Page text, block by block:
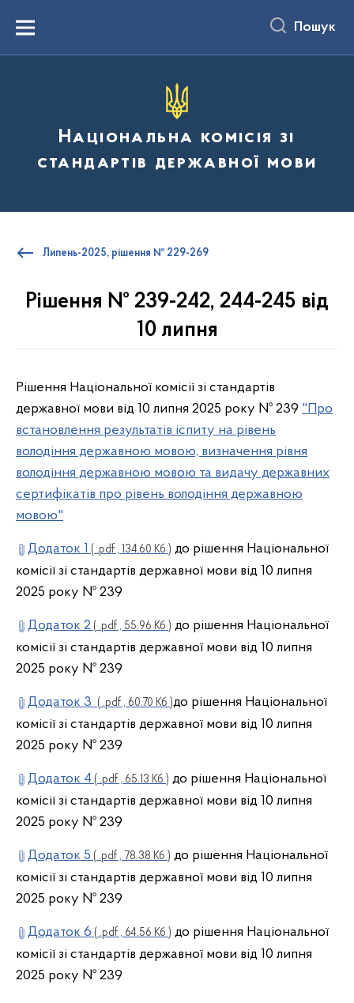
вмістуMenu Пошук
Національна комісія зі
стандартів державної мови
Липень-2025, рішення № 229-269
Рішення № 239-242, 244-245 від
10 липня
Рішення Національної комісії зі стандартів
державної мови від 10 липня 2025 року № 239 "Про
встановлення результатів іспиту на рівень
володіння державною мовою, визначення рівня
володіння державною мовою та видачу державних
сертифікатів про рівень володіння державною
мовою"
Додаток 1 ( .pdf , 134.60 Кб ) до рішення Національної
комісії зі стандартів державної мови від 10 липня
2025 року № 239
Додаток 2 ( .pdf , 55.96 Кб ) до рішення Національної
комісії зі стандартів державної мови від 10 липня
2025 року № 239
Додаток 3 ( .pdf , 60.70 Кб )до рішення Національної
комісії зі стандартів державної мови від 10 липня
2025 року № 239
Додаток 4 ( .pdf , 65.13 Кб ) до рішення Національної
комісії зі стандартів державної мови від 10 липня
2025 року № 239
Додаток 5 ( .pdf , 78.38 Кб ) до рішення Національної
комісії зі стандартів державної мови від 10 липня
2025 року № 239
Додаток 6 ( .pdf , 64.56 Кб ) до рішення Національної
комісії зі стандартів державної мови від 10 липня
2025 року № 239